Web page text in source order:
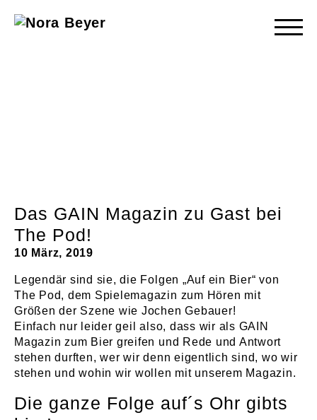
Das GAIN Magazin zu Gast bei
The Pod!
10 März, 2019
Legendär sind sie, die Folgen „Auf ein Bier“ von
The Pod, dem Spielemagazin zum Hören mit
Größen der Szene wie Jochen Gebauer!
Einfach nur leider geil also, dass wir als GAIN
Magazin zum Bier greifen und Rede und Antwort
stehen durften, wer wir denn eigentlich sind, wo wir
stehen und wohin wir wollen mit unserem Magazin.
Die ganze Folge auf´s Ohr gibts